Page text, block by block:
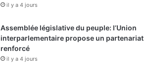
il y a 4 jours
Assemblée législative du peuple: l’Union
interparlementaire propose un partenariat
renforcé
il y a 4 jours